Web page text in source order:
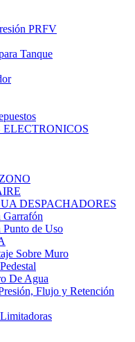
PRFV
Tanque
DESPACHADORES
Garrafón
Punto de Uso
Sobre Muro
De Agua
Flujo y Retención